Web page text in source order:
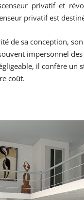
privatif et
privatif est
de sa conception,
impersonnel
il confère
coût.